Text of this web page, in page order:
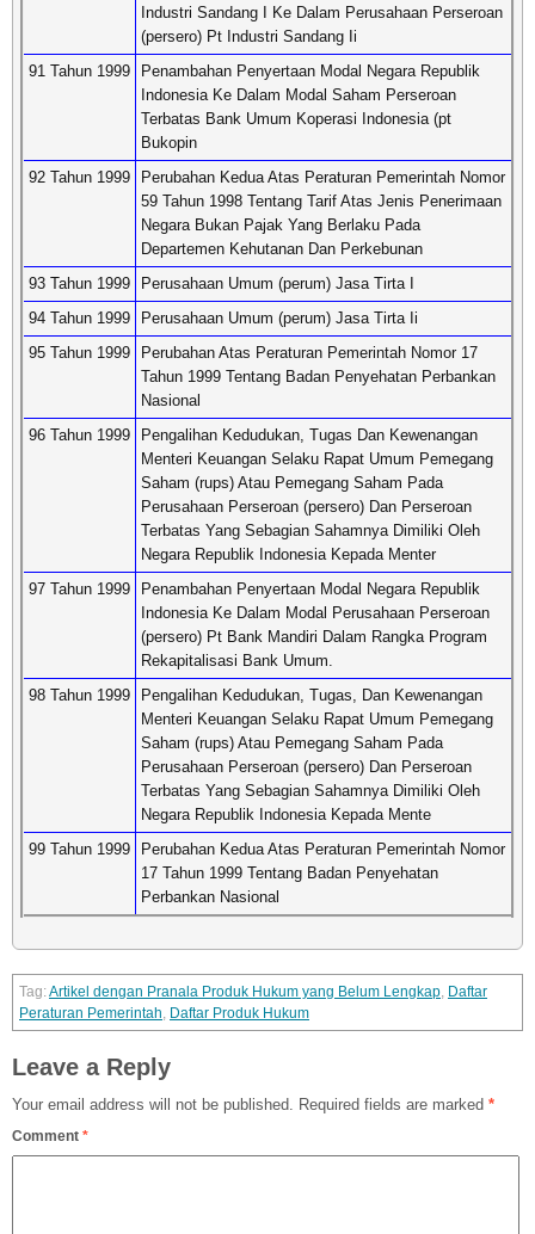
Industri Sandang I Ke Dalam Perusahaan Perseroan
(persero) Pt Industri Sandang Ii
91 Tahun 1999
Penambahan Penyertaan Modal Negara Republik
Indonesia Ke Dalam Modal Saham Perseroan
Terbatas Bank Umum Koperasi Indonesia (pt
Bukopin
92 Tahun 1999
Perubahan Kedua Atas Peraturan Pemerintah Nomor
59 Tahun 1998 Tentang Tarif Atas Jenis Penerimaan
Negara Bukan Pajak Yang Berlaku Pada
Departemen Kehutanan Dan Perkebunan
93 Tahun 1999
Perusahaan Umum (perum) Jasa Tirta I
94 Tahun 1999
Perusahaan Umum (perum) Jasa Tirta Ii
95 Tahun 1999
Perubahan Atas Peraturan Pemerintah Nomor 17
Tahun 1999 Tentang Badan Penyehatan Perbankan
Nasional
96 Tahun 1999
Pengalihan Kedudukan, Tugas Dan Kewenangan
Menteri Keuangan Selaku Rapat Umum Pemegang
Saham (rups) Atau Pemegang Saham Pada
Perusahaan Perseroan (persero) Dan Perseroan
Terbatas Yang Sebagian Sahamnya Dimiliki Oleh
Negara Republik Indonesia Kepada Menter
97 Tahun 1999
Penambahan Penyertaan Modal Negara Republik
Indonesia Ke Dalam Modal Perusahaan Perseroan
(persero) Pt Bank Mandiri Dalam Rangka Program
Rekapitalisasi Bank Umum.
98 Tahun 1999
Pengalihan Kedudukan, Tugas, Dan Kewenangan
Menteri Keuangan Selaku Rapat Umum Pemegang
Saham (rups) Atau Pemegang Saham Pada
Perusahaan Perseroan (persero) Dan Perseroan
Terbatas Yang Sebagian Sahamnya Dimiliki Oleh
Negara Republik Indonesia Kepada Mente
99 Tahun 1999
Perubahan Kedua Atas Peraturan Pemerintah Nomor
17 Tahun 1999 Tentang Badan Penyehatan
Perbankan Nasional
Artikel dengan Pranala Produk Hukum yang Belum Lengkap, Daftar
Peraturan Pemerintah, Daftar Produk Hukum
Leave a Reply
Your email address will not be published. Required fields are marked *
Comment *